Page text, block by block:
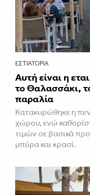
ΕΣΤΙΑΤΌΡΙΑ
Αυτή είναι η
το Θαλασσάκι,
παραλία
Κατακυρώθηκε η
χώρου, ενώ
τιμών σε βασικά
μπύρα και κρασί.